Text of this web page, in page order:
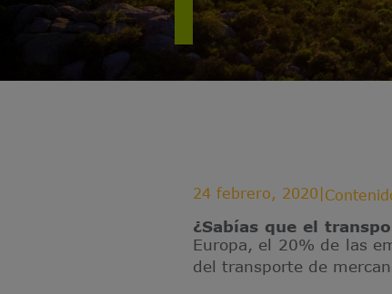
24 febrero, 2020
¿Sabías que el
Europa, el 20% de las
del transporte de